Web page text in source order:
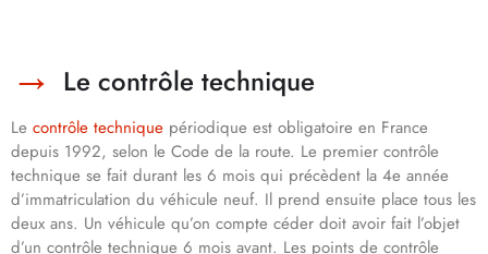
Le contrôle technique
Le contrôle technique périodique est obligatoire en France
depuis 1992, selon le Code de la route. Le premier contrôle
technique se fait durant les 6 mois qui précèdent la 4e année
d’immatriculation du véhicule neuf. Il prend ensuite place tous les
deux ans. Un véhicule qu’on compte céder doit avoir fait l’objet
d’un contrôle technique 6 mois avant. Les points de contrôle